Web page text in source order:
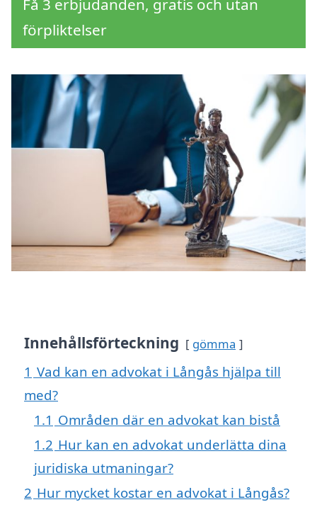
Få 3 erbjudanden, gratis och utan
förpliktelser
Innehållsförteckning gömma
1 Vad kan en advokat i Långås hjälpa till
med?
1.1 Områden där en advokat kan bistå
1.2 Hur kan en advokat underlätta dina
juridiska utmaningar?
2 Hur mycket kostar en advokat i Långås?